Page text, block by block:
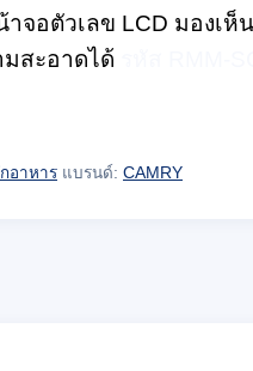
จอตัวเลข LCD มองเ
สะอาดได้
อาหาร แบรนด์: CAMRY